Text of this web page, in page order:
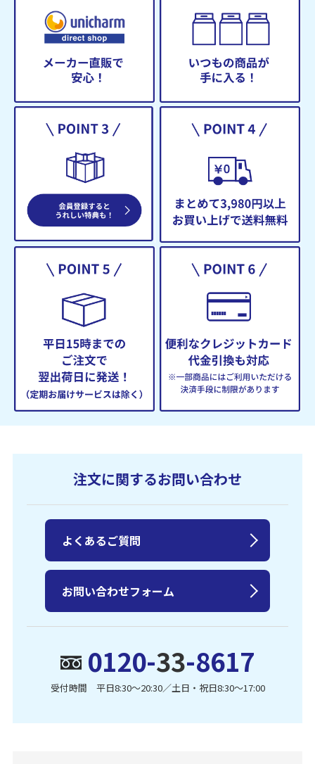
注文に関するお問い合わせ
0120-33-8617
受付時間 平日8:30〜20:30／土日・祝日8:30〜17:00
よくあるご質問
お問い合わせフォーム